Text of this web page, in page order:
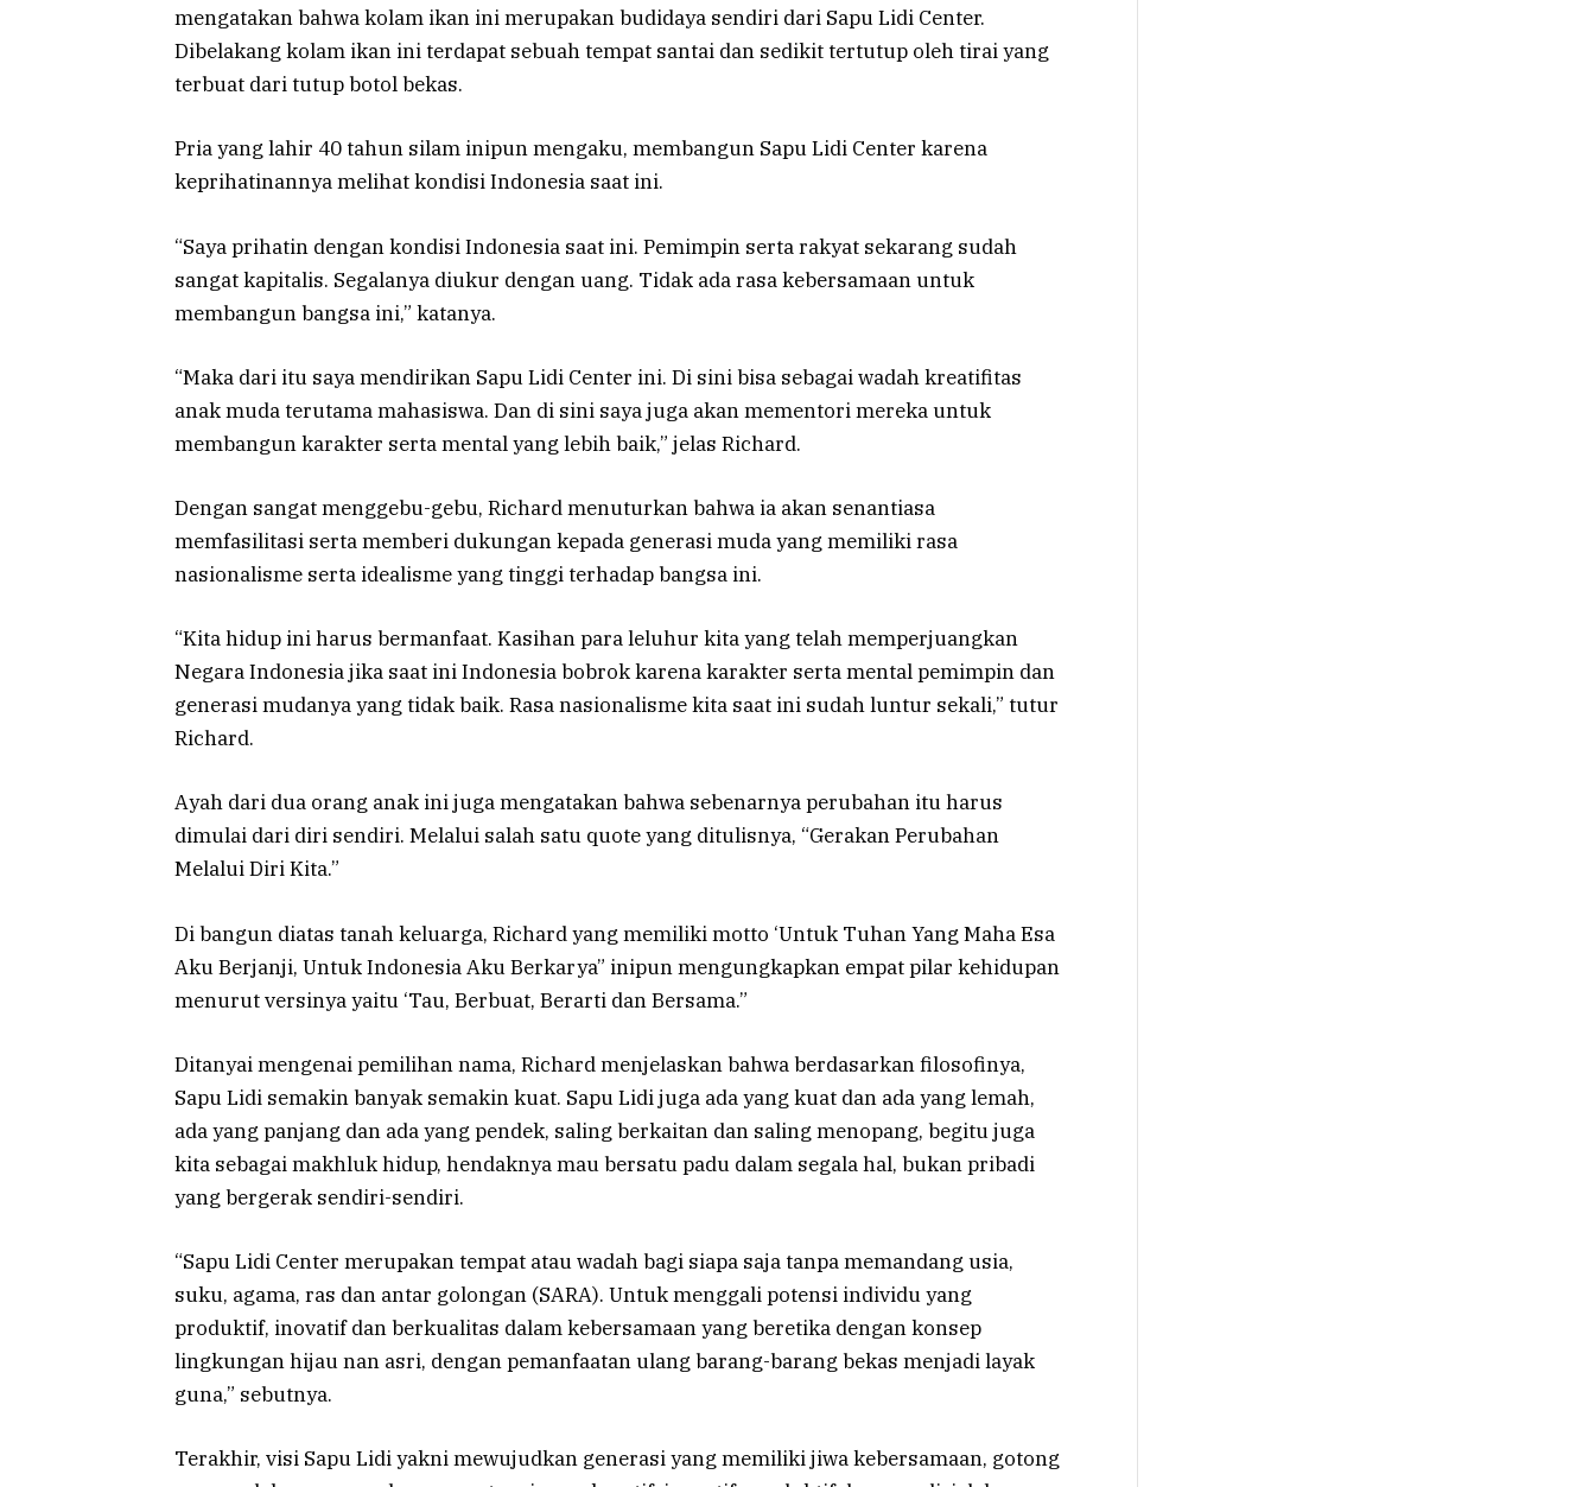
mengatakan bahwa kolam ikan ini merupakan budidaya sendiri dari Sapu Lidi Center.
Dibelakang kolam ikan ini terdapat sebuah tempat santai dan sedikit tertutup oleh tirai yang
terbuat dari tutup botol bekas.
Pria yang lahir 40 tahun silam inipun mengaku, membangun Sapu Lidi Center karena
keprihatinannya melihat kondisi Indonesia saat ini.
“Saya prihatin dengan kondisi Indonesia saat ini. Pemimpin serta rakyat sekarang sudah
sangat kapitalis. Segalanya diukur dengan uang. Tidak ada rasa kebersamaan untuk
membangun bangsa ini,” katanya.
“Maka dari itu saya mendirikan Sapu Lidi Center ini. Di sini bisa sebagai wadah kreatifitas
anak muda terutama mahasiswa. Dan di sini saya juga akan mementori mereka untuk
membangun karakter serta mental yang lebih baik,” jelas Richard.
Dengan sangat menggebu-gebu, Richard menuturkan bahwa ia akan senantiasa
memfasilitasi serta memberi dukungan kepada generasi muda yang memiliki rasa
nasionalisme serta idealisme yang tinggi terhadap bangsa ini.
“Kita hidup ini harus bermanfaat. Kasihan para leluhur kita yang telah memperjuangkan
Negara Indonesia jika saat ini Indonesia bobrok karena karakter serta mental pemimpin dan
generasi mudanya yang tidak baik. Rasa nasionalisme kita saat ini sudah luntur sekali,” tutur
Richard.
Ayah dari dua orang anak ini juga mengatakan bahwa sebenarnya perubahan itu harus
dimulai dari diri sendiri. Melalui salah satu quote yang ditulisnya, “Gerakan Perubahan
Melalui Diri Kita.”
Di bangun diatas tanah keluarga, Richard yang memiliki motto ‘Untuk Tuhan Yang Maha Esa
Aku Berjanji, Untuk Indonesia Aku Berkarya” inipun mengungkapkan empat pilar kehidupan
menurut versinya yaitu ‘Tau, Berbuat, Berarti dan Bersama.”
Ditanyai mengenai pemilihan nama, Richard menjelaskan bahwa berdasarkan filosofinya,
Sapu Lidi semakin banyak semakin kuat. Sapu Lidi juga ada yang kuat dan ada yang lemah,
ada yang panjang dan ada yang pendek, saling berkaitan dan saling menopang, begitu juga
kita sebagai makhluk hidup, hendaknya mau bersatu padu dalam segala hal, bukan pribadi
yang bergerak sendiri-sendiri.
“Sapu Lidi Center merupakan tempat atau wadah bagi siapa saja tanpa memandang usia,
suku, agama, ras dan antar golongan (SARA). Untuk menggali potensi individu yang
produktif, inovatif dan berkualitas dalam kebersamaan yang beretika dengan konsep
lingkungan hijau nan asri, dengan pemanfaatan ulang barang-barang bekas menjadi layak
guna,” sebutnya.
Terakhir, visi Sapu Lidi yakni mewujudkan generasi yang memiliki jiwa kebersamaan, gotong